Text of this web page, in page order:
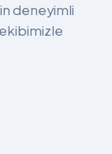
deneyimli
ekibimizle